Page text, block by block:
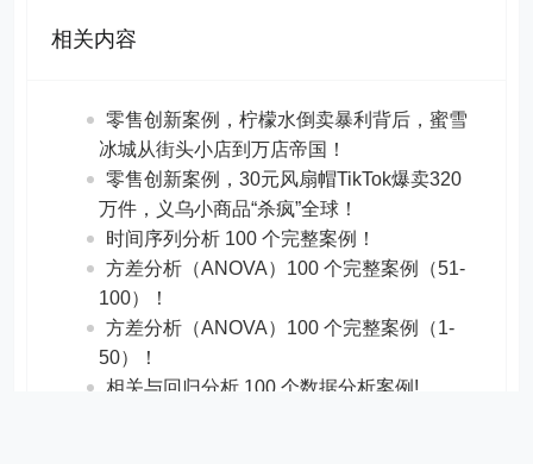
相关内容
零售创新案例，柠檬水倒卖暴利背后，蜜雪
冰城从街头小店到万店帝国！
​​零售创新案例，30元风扇帽TikTok爆卖320
万件，义乌小商品“杀疯”全球！
时间序列分析 100 个完整案例！
方差分析（ANOVA）100 个完整案例（51-
100）！
方差分析（ANOVA）100 个完整案例（1-
50）！
相关与回归分析 100 个数据分析案例!